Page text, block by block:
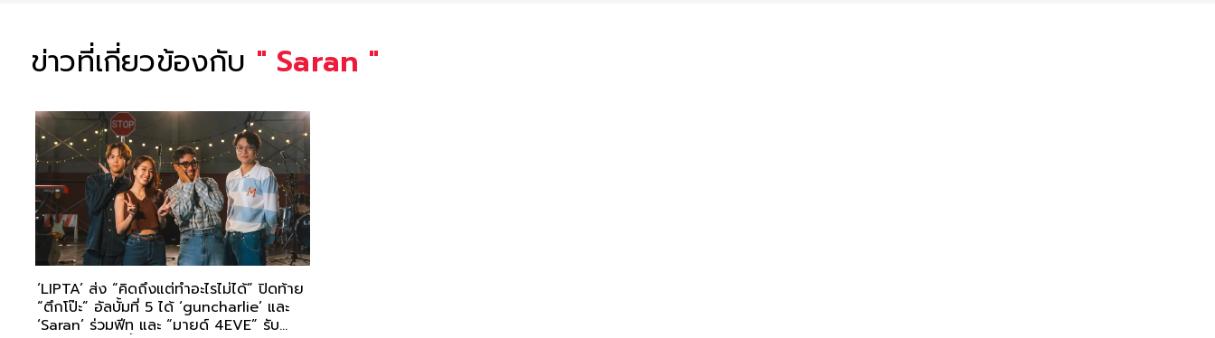
ข่าวที่เกี่ยวข้องกับ " Saran "
‘LIPTA’ ส่ง “คิดถึงแต่ทำอะไรไม่ได้” ปิดท้าย
“ตึกโป๊ะ” อัลบั้มที่ 5 ได้ ‘guncharlie’ และ
‘Saran’ ร่วมฟีท และ “มายด์ 4EVE” รับ